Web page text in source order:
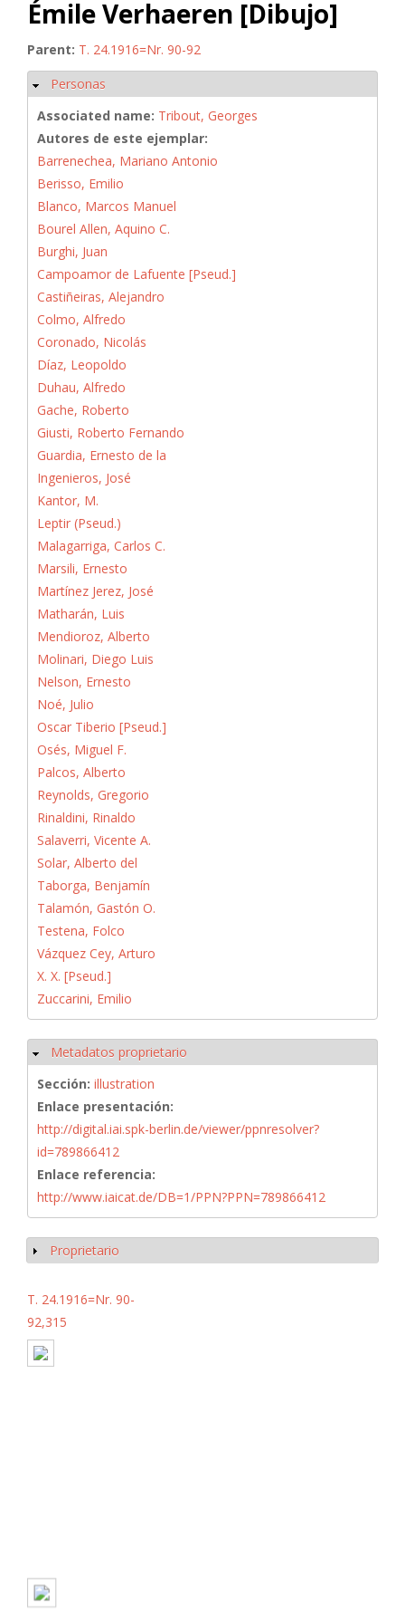
Émile Verhaeren [Dibujo]
Parent: T. 24.1916=Nr. 90-92
Ocultar
Personas
Associated name: Tribout, Georges
Autores de este ejemplar:
Barrenechea, Mariano Antonio
Berisso, Emilio
Blanco, Marcos Manuel
Bourel Allen, Aquino C.
Burghi, Juan
Campoamor de Lafuente [Pseud.]
Castiñeiras, Alejandro
Colmo, Alfredo
Coronado, Nicolás
Díaz, Leopoldo
Duhau, Alfredo
Gache, Roberto
Giusti, Roberto Fernando
Guardia, Ernesto de la
Ingenieros, José
Kantor, M.
Leptir (Pseud.)
Malagarriga, Carlos C.
Marsili, Ernesto
Martínez Jerez, José
Matharán, Luis
Mendioroz, Alberto
Molinari, Diego Luis
Nelson, Ernesto
Noé, Julio
Oscar Tiberio [Pseud.]
Osés, Miguel F.
Palcos, Alberto
Reynolds, Gregorio
Rinaldini, Rinaldo
Salaverri, Vicente A.
Solar, Alberto del
Taborga, Benjamín
Talamón, Gastón O.
Testena, Folco
Vázquez Cey, Arturo
X. X. [Pseud.]
Zuccarini, Emilio
Ocultar
Metadatos proprietario
Sección: illustration
Enlace presentación:
http://digital.iai.spk-berlin.de/viewer/ppnresolver?
id=789866412
Enlace referencia:
http://www.iaicat.de/DB=1/PPN?PPN=789866412
Mostrar
Proprietario
T. 24.1916=Nr. 90-
92,315